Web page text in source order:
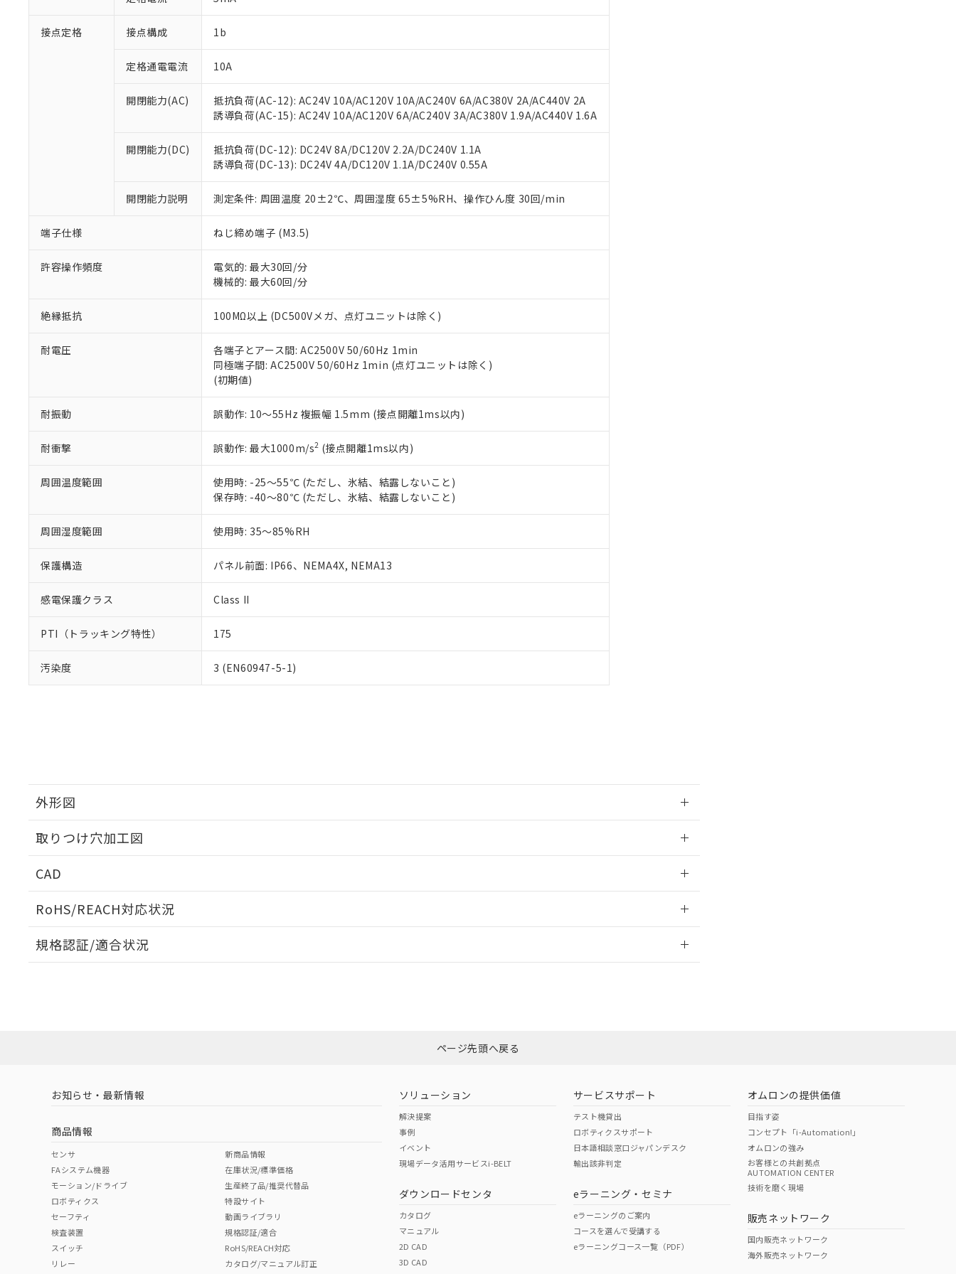
接点定格 接点構成 1b
定格通電電流 10A
開閉能力(AC)
抵抗負荷(AC-12): AC24V 10A/AC120V 10A/AC240V 6A/AC380V 2A/AC440V 2A
誘導負荷(AC-15): AC24V 10A/AC120V 6A/AC240V 3A/AC380V 1.9A/AC440V 1.6A
開閉能力(DC)
抵抗負荷(DC-12): DC24V 8A/DC120V 2.2A/DC240V 1.1A
誘導負荷(DC-13): DC24V 4A/DC120V 1.1A/DC240V 0.55A
開閉能力説明 測定条件: 周囲温度 20±2℃、周囲湿度 65±5%RH、操作ひん度 30回/min
端子仕様 ねじ締め端子 (M3.5)
許容操作頻度
電気的: 最大30回/分
機械的: 最大60回/分
絶縁抵抗 100MΩ以上 (DC500Vメガ、点灯ユニットは除く)
耐電圧
各端子とアース間: AC2500V 50/60Hz 1min
同極端子間: AC2500V 50/60Hz 1min (点灯ユニットは除く)
(初期値)
耐振動 誤動作: 10～55Hz 複振幅 1.5mm (接点開離1ms以内)
耐衝撃 誤動作: 最大1000m/s2 (接点開離1ms以内)
周囲温度範囲
使用時: -25～55℃ (ただし、氷結、結露しないこと)
保存時: -40～80℃ (ただし、氷結、結露しないこと)
周囲湿度範囲 使用時: 35～85%RH
保護構造 パネル前面: IP66、NEMA4X, NEMA13
感電保護クラス Class II
PTI（トラッキング特性） 175
汚染度 3 (EN60947-5-1)
外形図
取りつけ穴加工図
CAD
RoHS/REACH対応状況
EU RoHS 注意事項・凡例
ダウンロードはこちら
中国 RoHS 注意事項・凡例
中国 RoHS表
Pb Hg Cr(VI)
O O
規格認証/適合状況
（イギリス
（ノルウェー
（日本
（アメリカ
この製品の規格認証/適合状況ページへ
その他の認証はこちらのページからご検索ください
本サービスは、当社制御機器事業取扱商品の当社在庫状況および標準価格(税抜)を提供させていただ
当社制御機器事業取扱商品の中には、本サービスの対象外となる商品もあることをご了承ください。
い。
正式な納期状況および標準価格はお客様のお取引先、またはお客様担当のオムロン制御機器販売店・
当社販売員にご相談ください。
在庫状況および標準価格結果を当社の事前の承諾なく第三者に漏洩または開示しないようお願いしま
す。
マイパーツ機能（部品リスト作成サービス）をご利用いただくには、I-Webメンバーズにご登録され
ている必要があります。
お客様が当ウェブサイト上で当社にご登録された部品リストについて、当社および当社の共同利用者
が、当社の製品・サービスに関するお客様との取引・商談に必要な範囲で利用することをご了承くだ
さい。
いる法人を指します。
*EU RoHS指令（10物質）：
フタル酸ビス(2-エチルヘキシル) (DEHP)(別名：DOP) 1000ppm以下、フタル酸ブチルベンジル（BBP） 1000ppm以下、フタル酸ジブチ
ル（DBP） 1000ppm以下、フタル酸ジイソブチル (DIBP) 1000ppm以下
但し、RoHS指令で産業用監視および制御機器に対する適用除外項目は除く。
フタル酸エステル類の４物質については閾値を超える意図的な使用がないことを確認しています。
※2 対応予定月
部品在庫の切り替え状況などにより、予定月が前後することがあります。
※3 非含有証明書ダウンロード
EU RoHS指令（10物質）の非含有証明書
51物質の非含有証明書（当社基準）
※本証明書は発行日時点で非含有を証明するもので、過去に遡って非含有を証明するものではありません。
また、RoHS指令のフタル酸エステル類４物質の対応では、対応完了までの期間は出荷製品に未対応品が
混在することから備考欄に対応日を記載しておりました。
既に当社にて対応品への在庫切替を完了していることから、特段のことがない限り、2022年1月12日よ
り割愛しております。
「×」：最大均質材料含有率が中国RoHSの基準値を超えていることを示します。
Pb(鉛) :1000ppm、 Hg(水銀) : 1000ppm、 Cd(カドミウム) : 100ppm、
DEHP(フタル酸ビス(2-エチルヘキシル)) : 1000ppm
※2 環境保護使用期限
「ｅ」：有害物質（10物質）のすべてが基準値以下であることを示します。
味します。
「－」：未確認です。当社販売部門へお問い合わせください。
当社は、これら貴社製品のうち、外国為替および外国貿易法に定める商品（以下｢規制貨物等」とい
などの必要な手続きをとります。
ます。
当社は貴社製品を、核兵器、ミサイル、化学兵器、生物兵器またはその他武器並びにこれらの製造装
置等に一切使用いたしません。
当社は、貴社製品を第三者に販売する場合は、上記1、2および3の内容を当該第三者に通知します。
たしません。
△ 一定数には満たないが在庫あり
－
在庫なし(最新の在庫状況については、お客様のお取引先、またはお客様担当のオムロン制御
機器販売店・当社販売員にご確認ください)
空
受注生産機種、また在庫状況の情報を公開していない機種
ページ先頭へ戻る
お知らせ・最新情報
商品情報
センサ
FAシステム機器
モーション/ドライブ
ロボティクス
セーフティ
検査装置
スイッチ
リレー
新商品情報
在庫状況/標準価格
生産終了品/推奨代替品
特設サイト
動画ライブラリ
規格認証/適合
RoHS/REACH対応
カタログ/マニュアル訂正
ソリューション
解決提案
事例
イベント
現場データ活用サービスi-BELT
ダウンロードセンタ
カタログ
マニュアル
2D CAD
3D CAD
サービスサポート
テスト機貸出
ロボティクスサポート
日本語相談窓口ジャパンデスク
輸出該非判定
eラーニング・セミナ
eラーニングのご案内
コースを選んで受講する
eラーニングコース一覧（PDF）
オムロンの提供価値
目指す姿
コンセプト「i-Automation!」
オムロンの強み
お客様との共創拠点
AUTOMATION CENTER
技術を磨く現場
販売ネットワーク
国内販売ネットワーク
海外販売ネットワーク